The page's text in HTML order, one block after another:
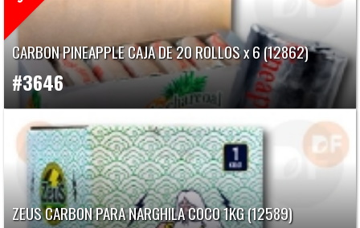
CARBON PINEAPPLE CAJA DE 20 ROLLOS x 6 (12862)
#3646
ZEUS CARBON PARA NARGHILA COCO 1KG (12589)